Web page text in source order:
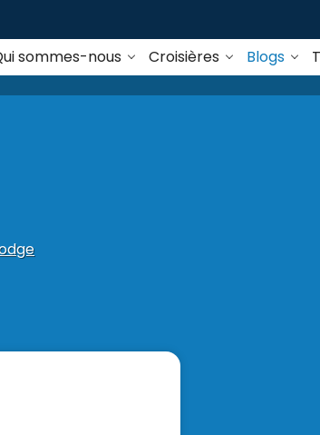
sommes-nous Croisières Blogs